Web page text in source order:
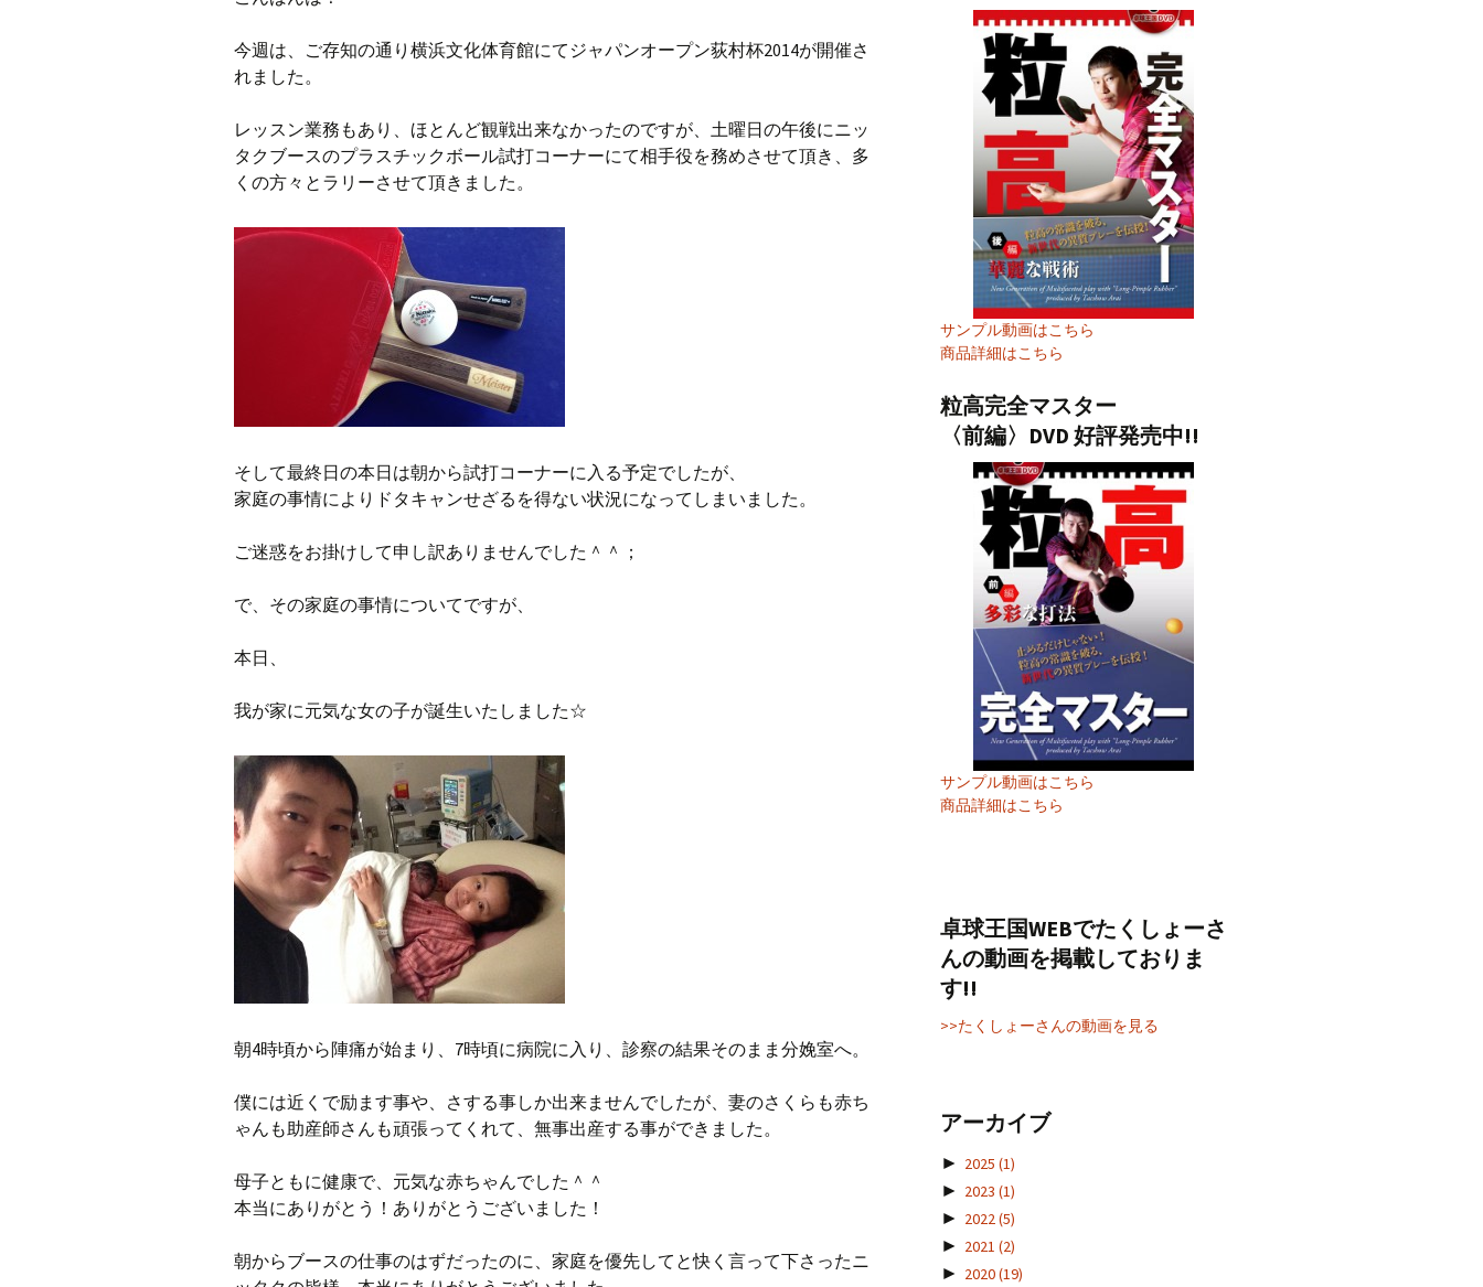
今週は、ご存知の通り横浜文化体育館にてジャパンオープン荻村杯2014が開催さ
れました。
レッスン業務もあり、ほとんど観戦出来なかったのですが、土曜日の午後にニッ
タクブースのプラスチックボール試打コーナーにて相手役を務めさせて頂き、多
くの方々とラリーさせて頂きました。
そして最終日の本日は朝から試打コーナーに入る予定でしたが、
家庭の事情によりドタキャンせざるを得ない状況になってしまいました。
ご迷惑をお掛けして申し訳ありませんでした＾＾；
で、その家庭の事情についてですが、
本日、
我が家に元気な女の子が誕生いたしました☆
朝4時頃から陣痛が始まり、7時頃に病院に入り、診察の結果そのまま分娩室へ。
僕には近くで励ます事や、さする事しか出来ませんでしたが、妻のさくらも赤ち
ゃんも助産師さんも頑張ってくれて、無事出産する事ができました。
母子ともに健康で、元気な赤ちゃんでした＾＾
本当にありがとう！ありがとうございました！
朝からブースの仕事のはずだったのに、家庭を優先してと快く言って下さったニ
サンプル動画はこちら
商品詳細はこちら
粒高完全マスター
〈前編〉DVD 好評発売中!!
サンプル動画はこちら
商品詳細はこちら
卓球王国WEBでたくしょーさ
んの動画を掲載しておりま
す!!
>>たくしょーさんの動画を見る
アーカイブ
► 2025 (1)
► 2023 (1)
► 2022(5)
► 2021 (2)
► 2020(19)